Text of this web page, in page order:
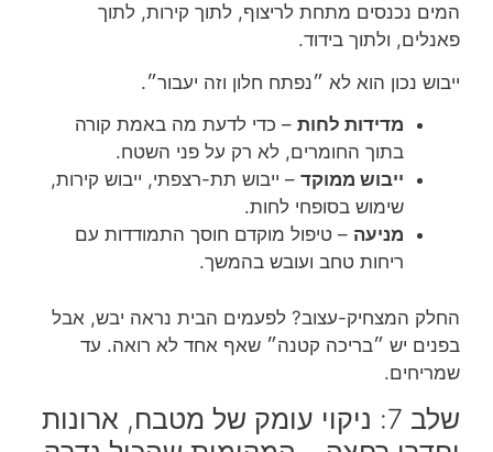
המים נכנסים מתחת לריצוף, לתוך קירות, לתוך
פאנלים, ולתוך בידוד.
ייבוש נכון הוא לא ״נפתח חלון וזה יעבור״.
מדידות לחות – כדי לדעת מה באמת קורה
בתוך החומרים, לא רק על פני השטח.
ייבוש ממוקד – ייבוש תת-רצפתי, ייבוש קירות,
שימוש בסופחי לחות.
מניעה – טיפול מוקדם חוסך התמודדות עם
ריחות טחב ועובש בהמשך.
החלק המצחיק-עצוב? לפעמים הבית נראה יבש, אבל
בפנים יש ״בריכה קטנה״ שאף אחד לא רואה. עד
שמריחים.
שלב 7: ניקוי עומק של מטבח, ארונות